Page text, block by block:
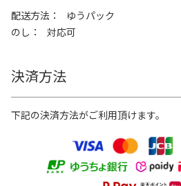
配送方法
ゆうパック
のし
対応可
決済方法
下記の決済方法がご利用頂けます。